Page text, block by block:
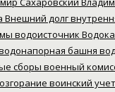
Внешний долг
водоисточник
башня
сборы военный
воинский учет